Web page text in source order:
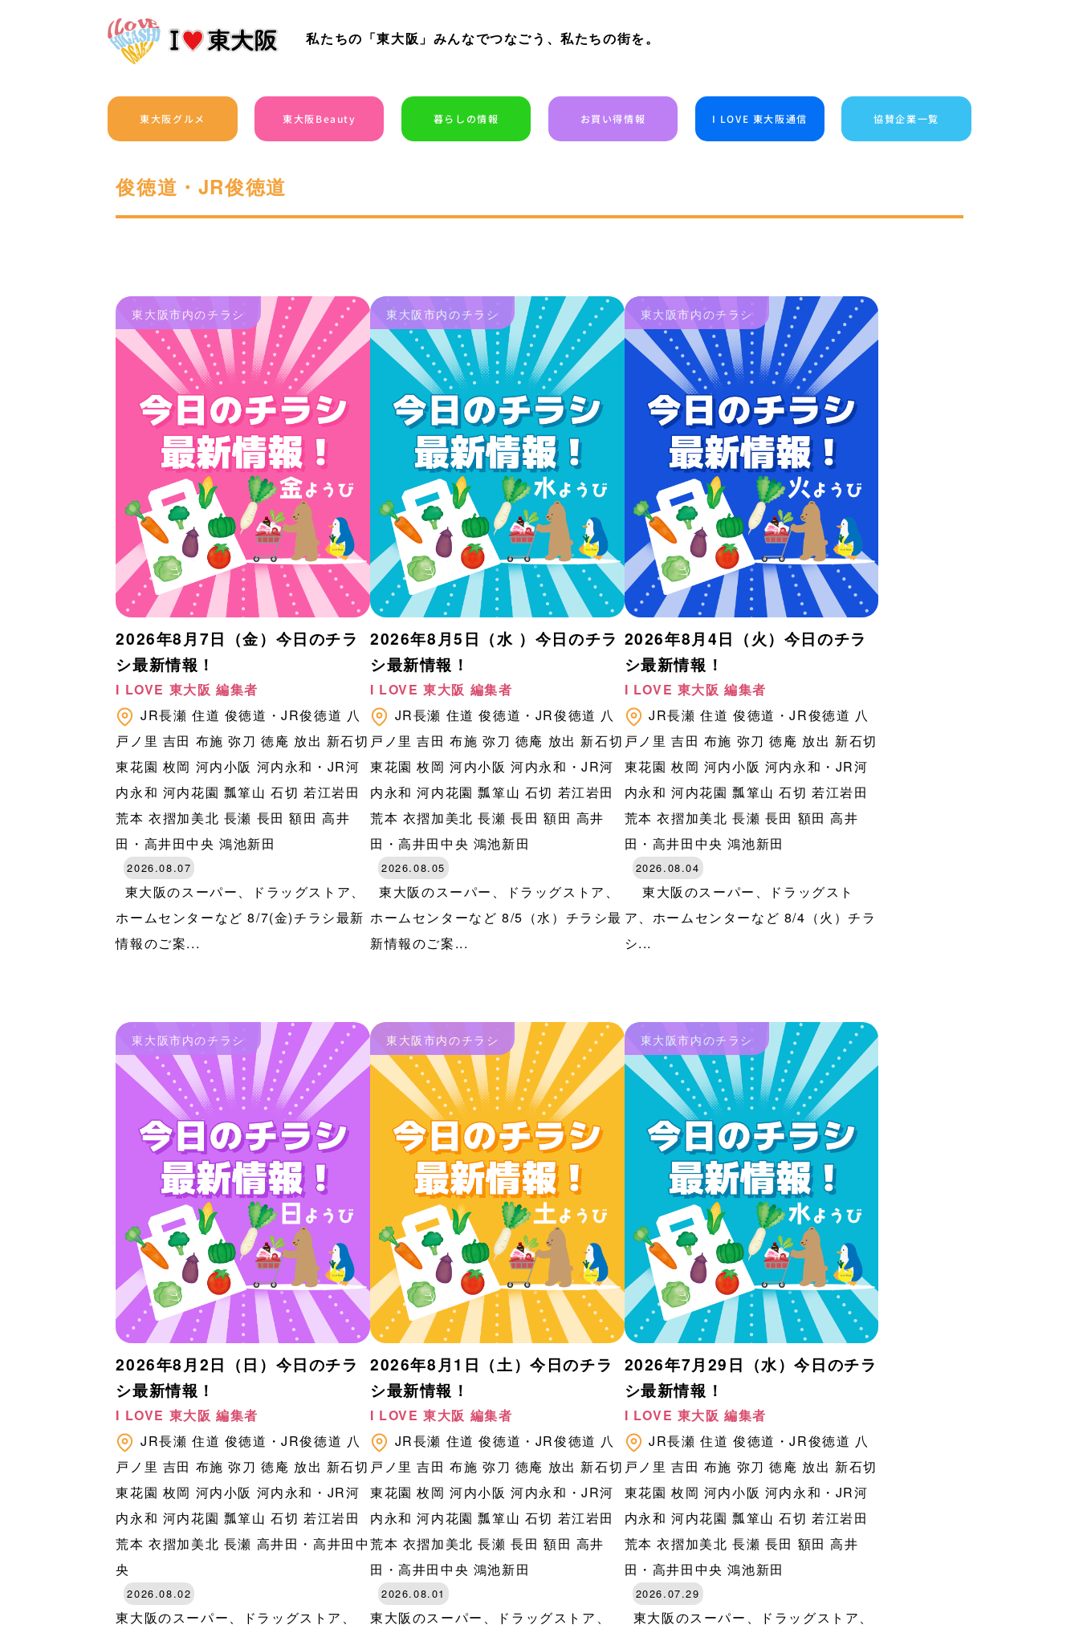
私たちの「東大阪」みんなでつなごう、私たちの街を。
東大阪グルメ 東大阪Beauty 暮らしの情報 お買い得情報 I LOVE 東大阪通信 協賛企業一覧
俊徳道・JR俊徳道
東大阪市内のチラシ
2026年8月7日（金）今日のチラ
シ最新情報！
I LOVE 東大阪 編集者
JR長瀬 住道 俊徳道・JR俊徳道 八
戸ノ里 吉田 布施 弥刀 徳庵 放出 新石切
東花園 枚岡 河内小阪 河内永和・JR河
内永和 河内花園 瓢箪山 石切 若江岩田
荒本 衣摺加美北 長瀬 長田 額田 高井
田・高井田中央 鴻池新田
2026.08.07
東大阪のスーパー、ドラッグストア、
ホームセンターなど 8/7(金)チラシ最新
情報のご案...
東大阪市内のチラシ
2026年8月5日（水 ）今日のチラ
シ最新情報！
I LOVE 東大阪 編集者
JR長瀬 住道 俊徳道・JR俊徳道 八
戸ノ里 吉田 布施 弥刀 徳庵 放出 新石切
東花園 枚岡 河内小阪 河内永和・JR河
内永和 河内花園 瓢箪山 石切 若江岩田
荒本 衣摺加美北 長瀬 長田 額田 高井
田・高井田中央 鴻池新田
2026.08.05
東大阪のスーパー、ドラッグストア、
ホームセンターなど 8/5（水）チラシ最
新情報のご案...
東大阪市内のチラシ
2026年8月4日（火）今日のチラ
シ最新情報！
I LOVE 東大阪 編集者
JR長瀬 住道 俊徳道・JR俊徳道 八
戸ノ里 吉田 布施 弥刀 徳庵 放出 新石切
東花園 枚岡 河内小阪 河内永和・JR河
内永和 河内花園 瓢箪山 石切 若江岩田
荒本 衣摺加美北 長瀬 長田 額田 高井
田・高井田中央 鴻池新田
2026.08.04
東大阪のスーパー、ドラッグスト
ア、ホームセンターなど 8/4（火）チラ
シ...
東大阪市内のチラシ
2026年8月2日（日）今日のチラ
シ最新情報！
I LOVE 東大阪 編集者
JR長瀬 住道 俊徳道・JR俊徳道 八
戸ノ里 吉田 布施 弥刀 徳庵 放出 新石切
東花園 枚岡 河内小阪 河内永和・JR河
内永和 河内花園 瓢箪山 石切 若江岩田
荒本 衣摺加美北 長瀬 高井田・高井田中
央
2026.08.02
東大阪のスーパー、ドラッグストア、
東大阪市内のチラシ
2026年8月1日（土）今日のチラ
シ最新情報！
I LOVE 東大阪 編集者
JR長瀬 住道 俊徳道・JR俊徳道 八
戸ノ里 吉田 布施 弥刀 徳庵 放出 新石切
東花園 枚岡 河内小阪 河内永和・JR河
内永和 河内花園 瓢箪山 石切 若江岩田
荒本 衣摺加美北 長瀬 長田 額田 高井
田・高井田中央 鴻池新田
2026.08.01
東大阪のスーパー、ドラッグストア、
東大阪市内のチラシ
2026年7月29日（水）今日のチラ
シ最新情報！
I LOVE 東大阪 編集者
JR長瀬 住道 俊徳道・JR俊徳道 八
戸ノ里 吉田 布施 弥刀 徳庵 放出 新石切
東花園 枚岡 河内小阪 河内永和・JR河
内永和 河内花園 瓢箪山 石切 若江岩田
荒本 衣摺加美北 長瀬 長田 額田 高井
田・高井田中央 鴻池新田
2026.07.29
東大阪のスーパー、ドラッグストア、